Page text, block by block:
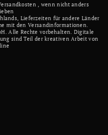
, wenn nicht anders
Lieferzeiten für andere Länder
mit den Versandinformationen.
Alle Rechte vorbehalten. Digitale
sind Teil der kreativen Arbeit von